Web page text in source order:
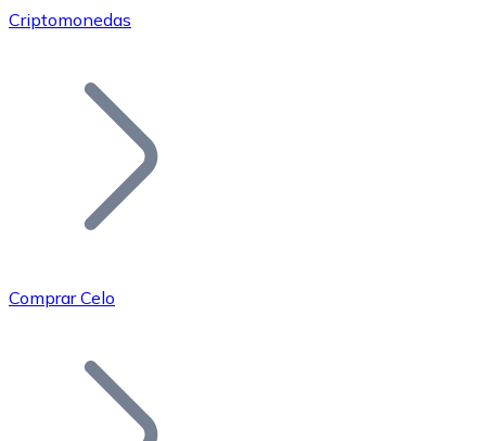
Únete a nuestra red de distribuidores.
Añade tu proyecto a nuestro ecosistema.
Bitcoin
Criptomonedas
Comprar Celo